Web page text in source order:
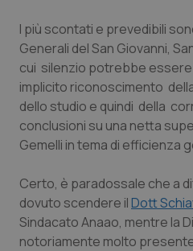
Campania
Emilia-Romagna
Friuli Venezia Giulia
Lazio
Liguria
Car-T
Colesterolo &
Dermatite Atopica
Diabete & glucometri
Disturbi dell’umore
I più scontati e prevedibili
Generali del San Giovanni,
cui silenzio potrebbe
implicito riconoscimento
dello studio e quindi della
conclusioni su una netta
Gemelli in tema di efficienza
Certo, è paradossale che a
dovuto scendere ilDott
Sindacato Anaao, mentre la
notoriamente molto